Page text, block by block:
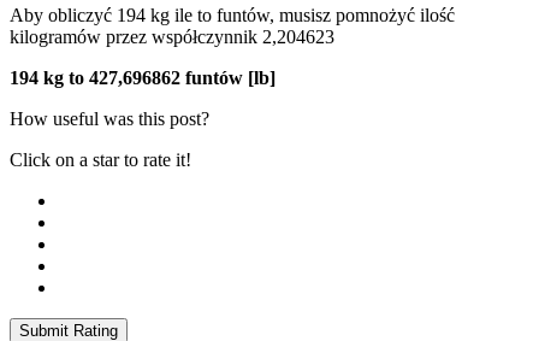
Aby obliczyć 194 kg ile to funtów, musisz pomnożyć ilość
kilogramów przez współczynnik 2,204623
194 kg to 427,696862 funtów [lb]
How useful was this post?
Click on a star to rate it!
Submit Rating